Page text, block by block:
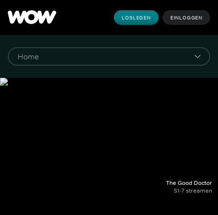
LOSLEGEN EINLOGGEN
The Good Doctor
S1-7 streamen